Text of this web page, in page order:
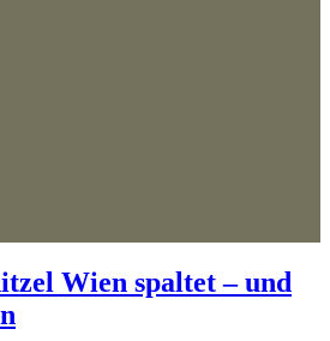
Wien spaltet – und